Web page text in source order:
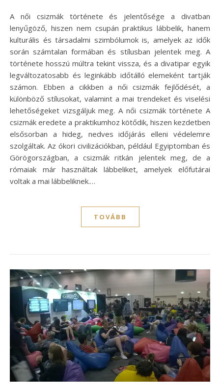
A női csizmák története és jelentősége a divatban
lenyűgöző, hiszen nem csupán praktikus lábbelik, hanem
kulturális és társadalmi szimbólumok is, amelyek az idők
során számtalan formában és stílusban jelentek meg. A
története hosszú múltra tekint vissza, és a divatipar egyik
legváltozatosabb és leginkább időtálló elemeként tartják
számon. Ebben a cikkben a női csizmák fejlődését, a
különböző stílusokat, valamint a mai trendeket és viselési
lehetőségeket vizsgáljuk meg. A női csizmák története A
csizmák eredete a praktikumhoz kötődik, hiszen kezdetben
elsősorban a hideg, nedves időjárás elleni védelemre
szolgáltak. Az ókori civilizációkban, például Egyiptomban és
Görögországban, a csizmák ritkán jelentek meg, de a
rómaiak már használtak lábbeliket, amelyek előfutárai
voltak a mai lábbeliknek.…
TOVÁBB